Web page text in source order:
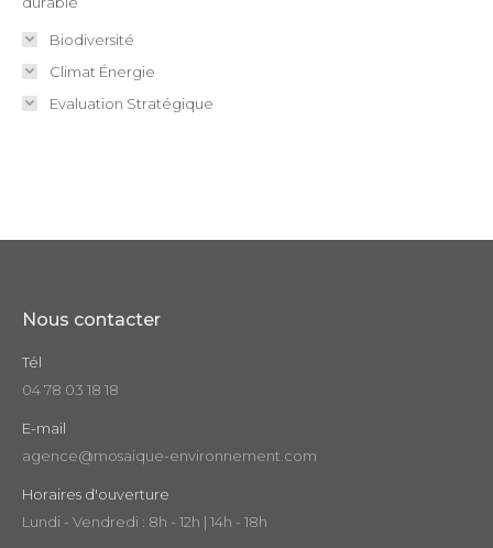
Biodiversité
Climat Énergie
Evaluation Stratégique
Nous contacter
Tél
04 78 03 18 18
E-mail
agence@mosaique-environnement.com
Horaires d'ouverture
Lundi - Vendredi : 8h - 12h | 14h - 18h